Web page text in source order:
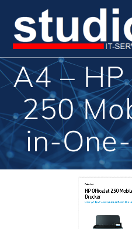
A4 –
250
in-